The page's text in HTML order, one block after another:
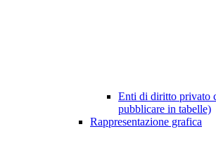
Enti di diritto privato
pubblicare in tabelle)
Rappresentazione grafica